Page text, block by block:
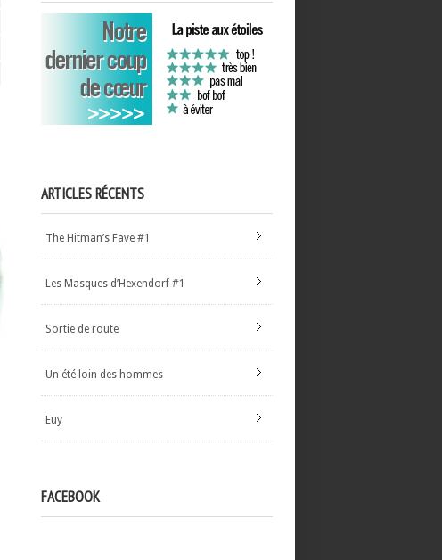
ARTICLES RÉCENTS
The Hitman’s Fave #1
Les Masques d’Hexendorf #1
Sortie de route
Un été loin des hommes
Euy
FACEBOOK